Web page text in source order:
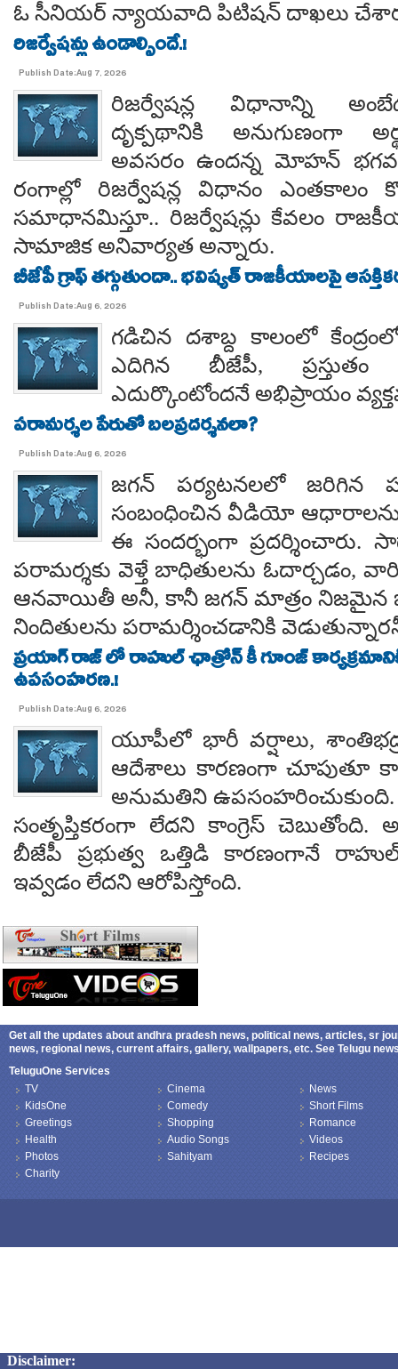
ఓ సీనియర్ న్యాయవాది పిటిషన్ దాఖలు
రిజర్వేషన్లు ఉండాల్సిందే.!
Publish Date:Aug 7, 2026
రిజర్వేషన్ల విధానాన్ని
దృక్పథానికి అనుగుణంగా
అవసరం ఉందన్న మోహన్
రంగాల్లో రిజర్వేషన్ల విధానం ఎంతకాలం
సమాధానమిస్తూ.. రిజర్వేషన్లు కేవలం
సామాజిక అనివార్యత అన్నారు.
బీజేపీ గ్రాఫ్ తగ్గుతుందా.. భవిష్యత్ రాజకీయాలపై
Publish Date:Aug 6, 2026
గడిచిన దశాబ్ద కాలంలో
ఎదిగిన బీజేపీ, ప్రస్తుతం
ఎదుర్కొంటోందనే అభిప్రాయం
పరామర్శల పేరుతో బలప్రదర్శనలా?
Publish Date:Aug 6, 2026
జగన్ పర్యటనలలో జరిగిన
సంబంధించిన వీడియో
ఈ సందర్భంగా
పరామర్శకు వెళ్తే బాధితులను ఓదార్చడం,
ఆనవాయితీ అనీ, కానీ జగన్ మాత్రం నిజమైన
నిందితులను పరామర్శించడానికి
ప్రయాగ్ రాజ్ లో రాహుల్ ఛాత్రోన్ కీ గూంజ్
ఉపసంహరణ.!
Publish Date:Aug 6, 2026
యూపీలో భారీ వర్షాలు,
ఆదేశాలు కారణంగా చూపుతూ
అనుమతిని
సంతృప్తికరంగా లేదని కాంగ్రెస్ చెబుతోంది.
బీజేపీ ప్రభుత్వ ఒత్తిడి కారణంగానే
ఇవ్వడం లేదని ఆరోపిస్తోంది.
Get all the updates about andhra pradesh news, political news, articles, sr
news, regional news, current affairs, gallery, wallpapers, etc. See Telugu
TeluguOne Services
TV
KidsOne
Greetings
Health
Photos
Charity
Cinema
Comedy
Shopping
Audio Songs
Sahityam
News
Short Films
Romance
Videos
Recipes
Disclaimer: